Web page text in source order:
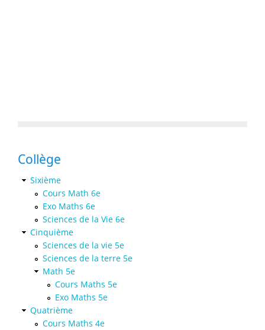
Collège
Sixième
Cours Math 6e
Exo Maths 6e
Sciences de la Vie 6e
Cinquième
Sciences de la vie 5e
Sciences de la terre 5e
Math 5e
Cours Maths 5e
Exo Maths 5e
Quatrième
Cours Maths 4e